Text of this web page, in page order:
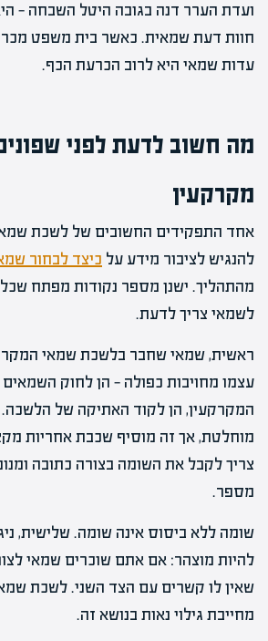
ועדת הערר דנה בגובה היטל השבחה —
חוות דעת שמאית. כאשר בית משפט
עדות שמאי היא לרוב הכרעת הכף.
מה חשוב לדעת לפני
מקרקעין
אחד התפקידים החשובים של לשכת
להנגיש לציבור מידע על כיצד לבחור
מהתהליך. ישנן מספר נקודות מפתח
לשמאי צריך לדעת.
ראשית, שמאי שחבר בלשכת שמאי
עצמו מחויבות כפולה — הן לחוק
המקרקעין, הן לקוד האתיקה של הלשכה.
מוחלטת, אך זה מוסיף שכבת אחריות
צריך לקבל את השומה בצורה כתובה
מספר.
שומה ללא ביסוס אינה שומה. שלישית,
להיות מוצהר: אם אתם שוכרים שמאי
שאין לו קשרים עם הצד השני. לשכת
מחייבת גילוי נאות בנושא זה.